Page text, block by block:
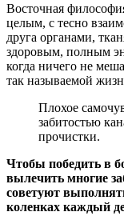
Восточная
целым, с тесно
друга органами,
здоровым, полным
когда ничего не
так называемой
Плохое
забитостью
прочистки.
Чтобы победить в
вылечить многие
советуют
коленках каждый